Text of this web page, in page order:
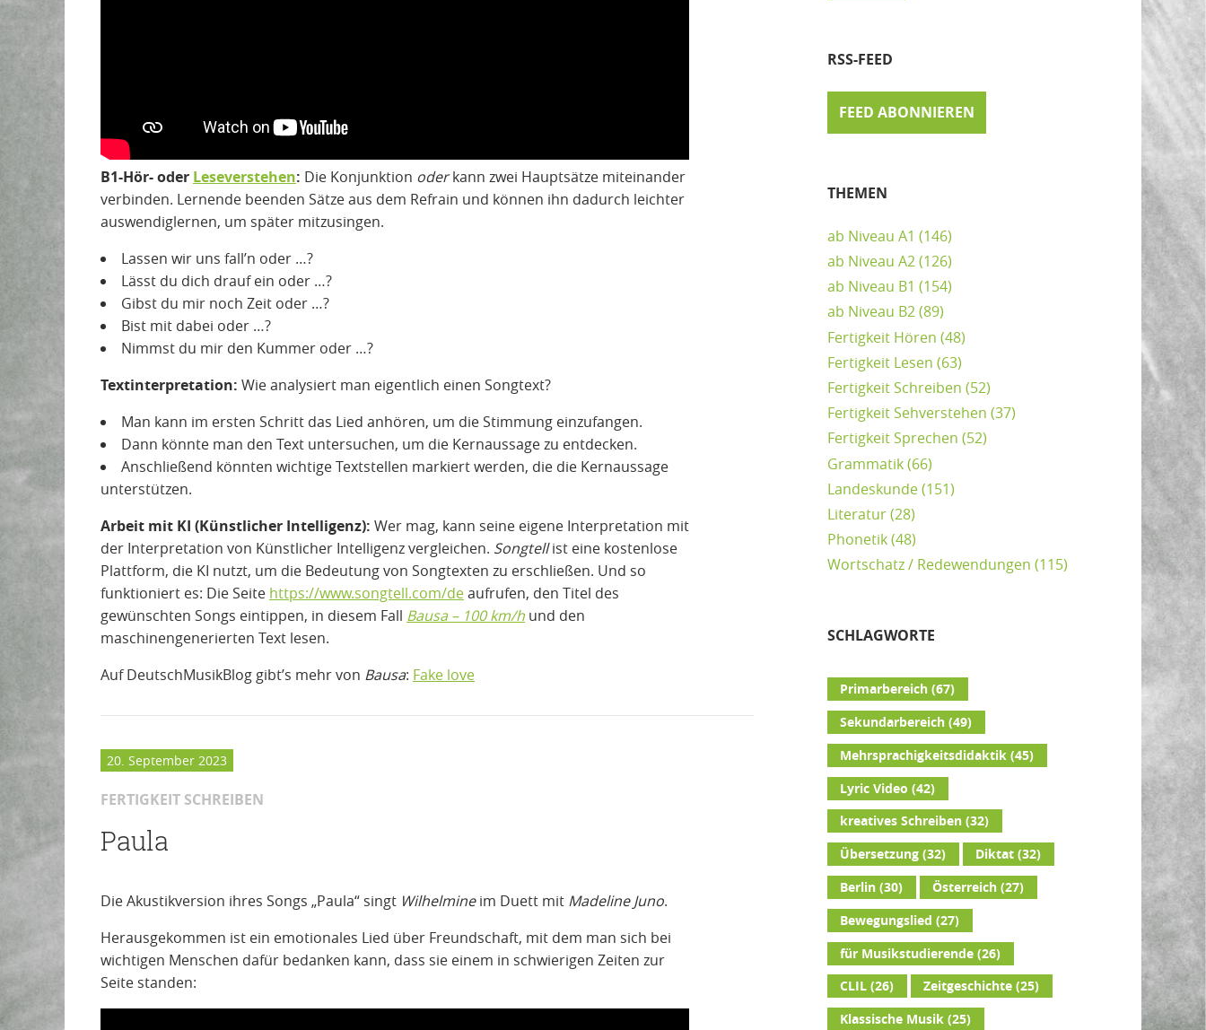
B1-Hör- oder Leseverstehen: Die Konjunktion oderkann zwei Hauptsätze miteinander
verbinden. Lernende beenden Sätze aus dem Refrain und können ihn dadurch leichter
auswendiglernen, um später mitzusingen.
Lassen wir uns fall’n oder …?
Lässt du dich drauf ein oder …?
Gibst du mir noch Zeit oder …?
Bist mit dabei oder …?
Nimmst du mir den Kummer oder …?
Textinterpretation: Wie analysiert man eigentlich einen Songtext?
Man kann im ersten Schritt das Lied anhören, um die Stimmung einzufangen.
Dann könnte man den Text untersuchen, um die Kernaussage zu entdecken.
Anschließend könnten wichtige Textstellen markiert werden, die die Kernaussage
unterstützen.
Arbeit mit KI (Künstlicher Intelligenz): Wer mag, kann seine eigene Interpretation mit
der Interpretation von Künstlicher Intelligenz vergleichen. Songtellist eine kostenlose
Plattform, die KI nutzt, um die Bedeutung von Songtexten zu erschließen. Und so
funktioniert es: Die Seite https://www.songtell.com/deaufrufen, den Titel des
gewünschten Songs eintippen, in diesem Fall Bausa – 100 km/h und den
maschinengenerierten Text lesen.
Auf DeutschMusikBlog gibt’s mehr von Bausa: Fake love
20. September 2023
FERTIGKEIT SCHREIBEN
Paula
Die Akustikversion ihres Songs „Paula“ singt Wilhelmineim Duett mit Madeline Juno.
Herausgekommen ist ein emotionales Lied über Freundschaft, mit dem man sich bei
wichtigen Menschen dafür bedanken kann, dass sie einem in schwierigen Zeiten zur
Seite standen:
RSS-FEED
FEED ABONNIEREN
THEMEN
ab Niveau A1 (146)
ab Niveau A2(126)
ab Niveau B1 (154)
ab Niveau B2(89)
Fertigkeit Hören (48)
Fertigkeit Lesen (63)
Fertigkeit Schreiben (52)
Fertigkeit Sehverstehen (37)
Fertigkeit Sprechen (52)
Grammatik(66)
Landeskunde(151)
Literatur(28)
Phonetik(48)
Wortschatz / Redewendungen (115)
SCHLAGWORTE
Primarbereich (67)
Sekundarbereich (49)
Mehrsprachigkeitsdidaktik (45)
Lyric Video (42)
kreatives Schreiben (32)
Übersetzung (32) Diktat (32)
Berlin (30) Österreich (27)
Bewegungslied (27)
für Musikstudierende (26)
CLIL (26) Zeitgeschichte (25)
Klassische Musik (25)